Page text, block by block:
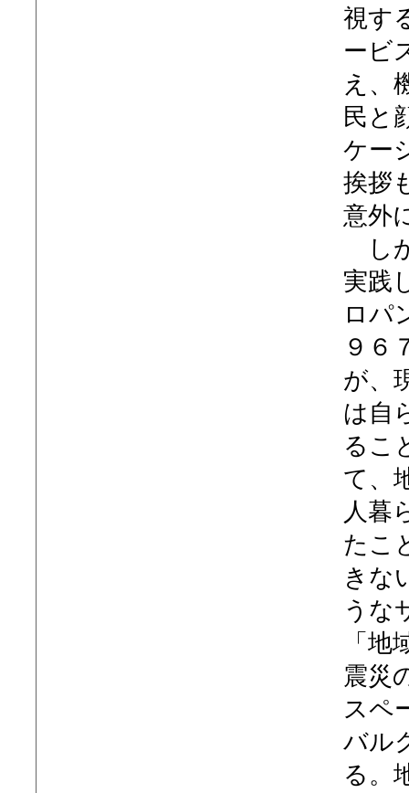
視す
ービ
え、
民と
ケー
挨拶
意外
し
実践
ロパ
９６
が、
は自
るこ
て、
人暮
たこ
きな
うな
「
震災
スペ
バル
る。